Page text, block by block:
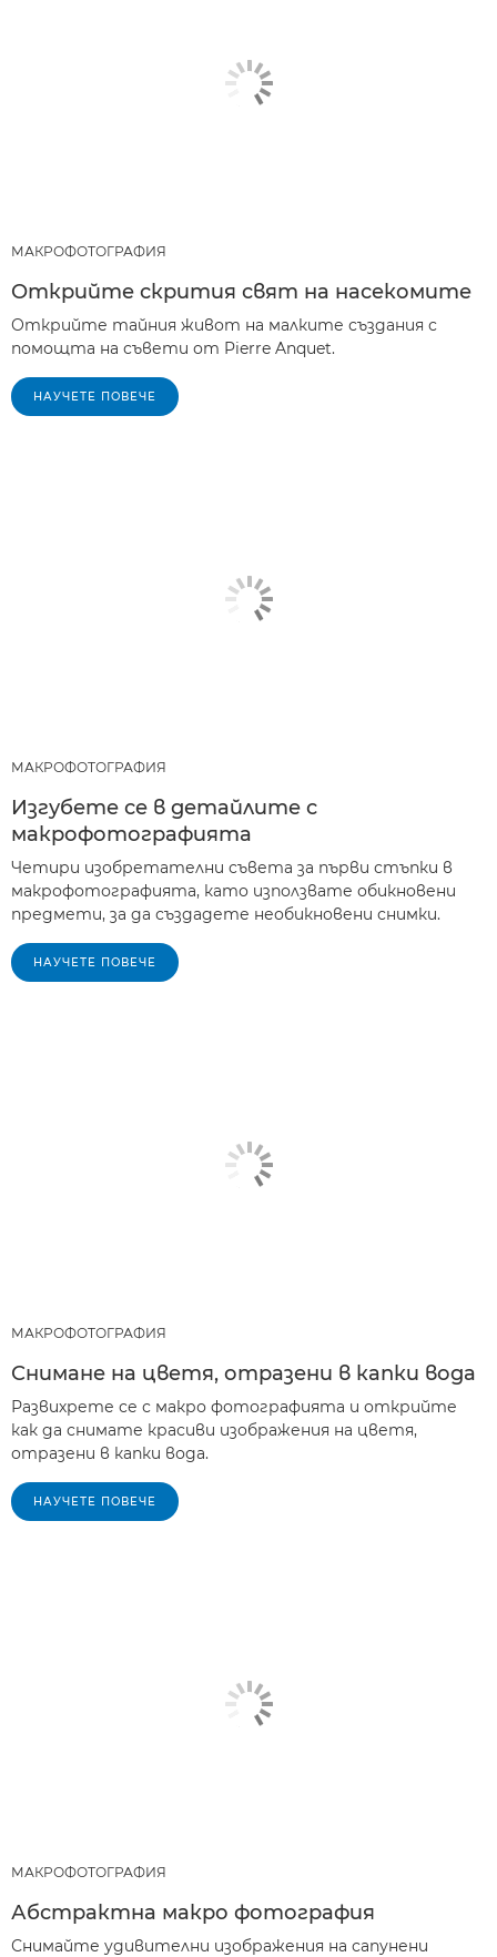
МАКРОФОТОГРАФИЯ
Открийте скрития свят на насекомите
Открийте тайния живот на малките създания с
помощта на съвети от Pierre Anquet.
НАУЧЕТЕ ПОВЕЧЕ
МАКРОФОТОГРАФИЯ
Изгубете се в детайлите с
макрофотографията
Четири изобретателни съвета за първи стъпки в
макрофотографията, като използвате обикновени
предмети, за да създадете необикновени снимки.
НАУЧЕТЕ ПОВЕЧЕ
МАКРОФОТОГРАФИЯ
Снимане на цветя, отразени в капки вода
Развихрете се с макро фотографията и открийте
как да снимате красиви изображения на цветя,
отразени в капки вода.
НАУЧЕТЕ ПОВЕЧЕ
МАКРОФОТОГРАФИЯ
Абстрактна макро фотография
Снимайте удивителни изображения на сапунени